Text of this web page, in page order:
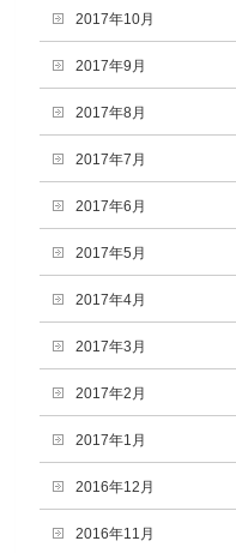
2017年10月
2017年9月
2017年8月
2017年7月
2017年6月
2017年5月
2017年4月
2017年3月
2017年2月
2017年1月
2016年12月
2016年11月